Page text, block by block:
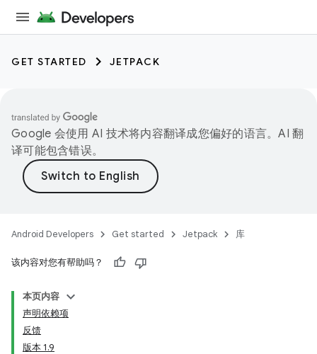
GET STARTED JETPACK
Google 会使用 AI 技术将内容翻译成您偏好的语言。AI 翻
译可能包含错误。
Android Developers Get started Jetpack 库
该内容对您有帮助吗？
本页内容
声明依赖项
反馈
版本 1.9